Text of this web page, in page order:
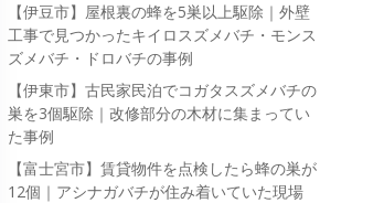
【伊豆市】屋根裏の蜂を5巣以上駆除｜外壁
工事で見つかったキイロスズメバチ・モンス
ズメバチ・ドロバチの事例
【伊東市】古民家民泊でコガタスズメバチの
巣を3個駆除｜改修部分の木材に集まってい
た事例
【富士宮市】賃貸物件を点検したら蜂の巣が
12個｜アシナガバチが住み着いていた現場